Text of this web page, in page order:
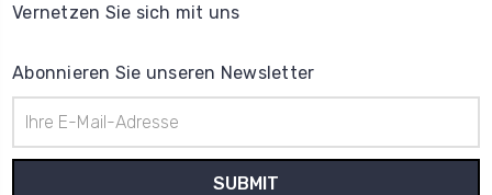
Vernetzen Sie sich mit uns
Abonnieren Sie unseren Newsletter
Mail-
Adresse